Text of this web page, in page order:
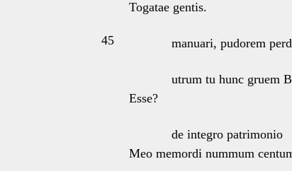
Togatae gentis.
45 manuari, pudorem
utrum tu hunc gruem
Esse?
de integro patrimonio
Meo memordi nummum